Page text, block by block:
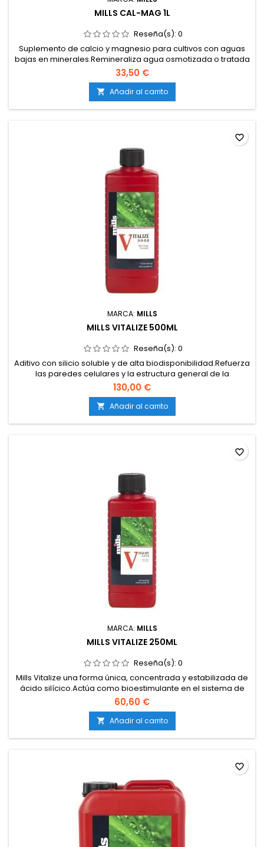
MILLS CAL-MAG 1L
Reseña(s): 0
Suplemento de calcio y magnesio para cultivos con aguas
bajas en minerales.Remineraliza agua osmotizada o tratada
para elevar EC inicial.Previene deficiencias de Ca y Mg
durante todo el ciclo.Compatible con tierra, coco e
hidroponía.Fácil de aplicar en los riegos habituales.
33,50 €
 Añadir al carrito
MARCA: MILLS
MILLS VITALIZE 500ML
Reseña(s): 0
Aditivo con silicio soluble y de alta biodisponibilidad.Refuerza
las paredes celulares y la estructura general de la
planta.Incrementa la resistencia frente a plagas,
enfermedades y estrés ambiental.Mejora la absorción y el
transporte de nutrientes.Estimula la actividad microbiana en
el medio de cultivo.Compatible con tierra, coco e...
130,00 €
 Añadir al carrito
favorite_border
MARCA: MILLS
MILLS VITALIZE 250ML
Reseña(s): 0
Mills Vitalize una forma única, concentrada y estabilizada de
ácido silícico.Actúa como bioestimulante en el sistema de
producción de la planta. Mejora el sistema inmunológico del
cultivo. Adecuado para todo tipo de cultivos.
60,60 €
 Añadir al carrito
favorite_border
favorite_border